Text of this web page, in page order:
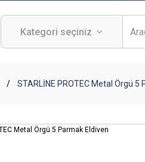
STARLİNE PROTEC Metal Örgü 5